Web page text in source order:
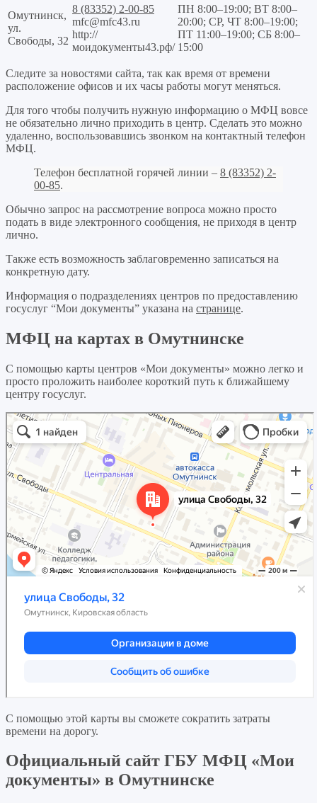
Омутнинск,
ул.
Свободы, 32
8 (83352) 2-00-85
mfc@mfc43.ru
http://
моидокументы43.рф/
ПН 8:00–19:00; ВТ 8:00–
20:00; СР, ЧТ 8:00–19:00;
ПТ 11:00–19:00; СБ 8:00–
15:00
Следите за новостями сайта, так как время от времени
расположение офисов и их часы работы могут меняться.
Для того чтобы получить нужную информацию о МФЦ вовсе
не обязательно лично приходить в центр. Сделать это можно
удаленно, воспользовавшись звонком на контактный телефон
МФЦ.
Телефон бесплатной горячей линии – 8 (83352) 2-
00-85.
Обычно запрос на рассмотрение вопроса можно просто
подать в виде электронного сообщения, не приходя в центр
лично.
Также есть возможность заблаговременно записаться на
конкретную дату.
Информация о подразделениях центров по предоставлению
госуслуг “Мои документы” указана на странице.
МФЦ на картах в Омутнинске
С помощью карты центров «Мои документы» можно легко и
просто проложить наиболее короткий путь к ближайшему
центру госуслуг.
С помощью этой карты вы сможете сократить затраты
времени на дорогу.
Официальный сайт ГБУ МФЦ «Мои
документы» в Омутнинске